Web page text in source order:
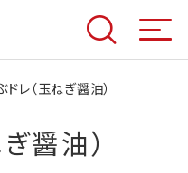
ドレ（玉ねぎ醤油）
醤油）